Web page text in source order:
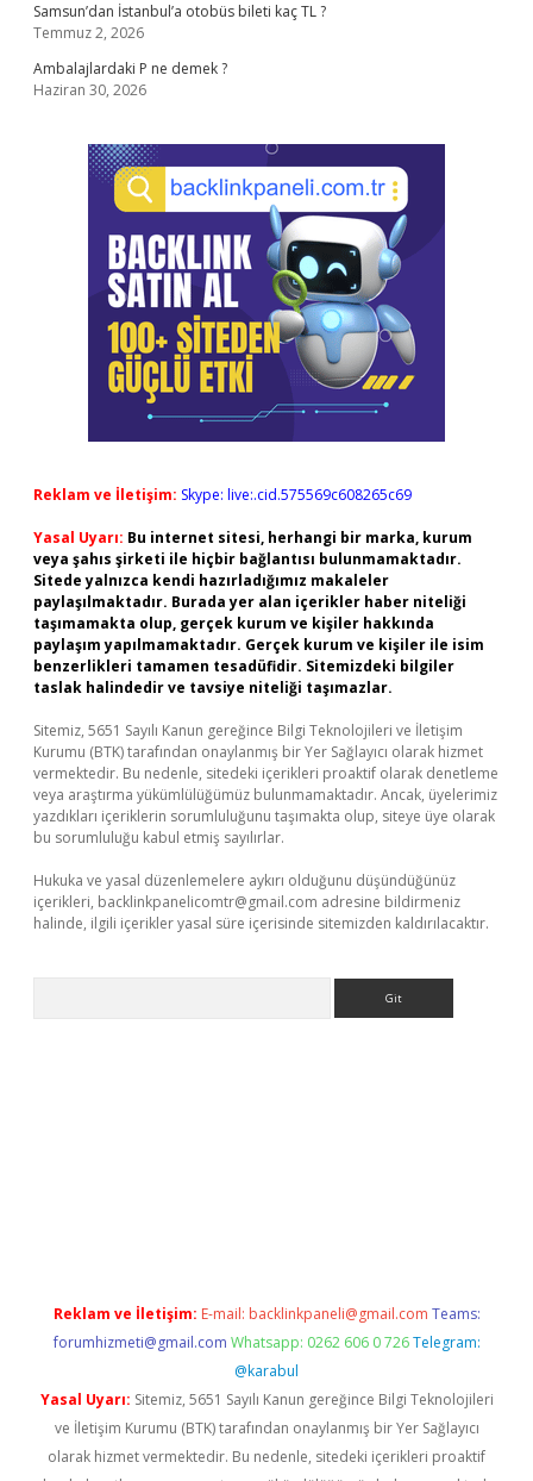
Samsun’dan İstanbul’a otobüs bileti kaç TL ?
Temmuz 2, 2026
Ambalajlardaki P ne demek ?
Haziran 30, 2026
Reklam ve İletişim: Skype: live:.cid.575569c608265c69
Yasal Uyarı: Bu internet sitesi, herhangi bir marka, kurum
veya şahıs şirketi ile hiçbir bağlantısı bulunmamaktadır.
Sitede yalnızca kendi hazırladığımız makaleler
paylaşılmaktadır. Burada yer alan içerikler haber niteliği
taşımamakta olup, gerçek kurum ve kişiler hakkında
paylaşım yapılmamaktadır. Gerçek kurum ve kişiler ile isim
benzerlikleri tamamen tesadüfidir. Sitemizdeki bilgiler
taslak halindedir ve tavsiye niteliği taşımazlar.
Sitemiz, 5651 Sayılı Kanun gereğince Bilgi Teknolojileri ve İletişim
Kurumu (BTK) tarafından onaylanmış bir Yer Sağlayıcı olarak hizmet
vermektedir. Bu nedenle, sitedeki içerikleri proaktif olarak denetleme
veya araştırma yükümlülüğümüz bulunmamaktadır. Ancak, üyelerimiz
yazdıkları içeriklerin sorumluluğunu taşımakta olup, siteye üye olarak
bu sorumluluğu kabul etmiş sayılırlar.
Hukuka ve yasal düzenlemelere aykırı olduğunu düşündüğünüz
içerikleri, backlinkpanelicomtr@gmail.com adresine bildirmeniz
halinde, ilgili içerikler yasal süre içerisinde sitemizden kaldırılacaktır.
Reklam ve İletişim: E-mail: backlinkpaneli@gmail.com Teams:
forumhizmeti@gmail.com Whatsapp: 0262 606 0 726 Telegram:
@karabul
Yasal Uyarı: Sitemiz, 5651 Sayılı Kanun gereğince Bilgi Teknolojileri
ve İletişim Kurumu (BTK) tarafından onaylanmış bir Yer Sağlayıcı
olarak hizmet vermektedir. Bu nedenle, sitedeki içerikleri proaktif